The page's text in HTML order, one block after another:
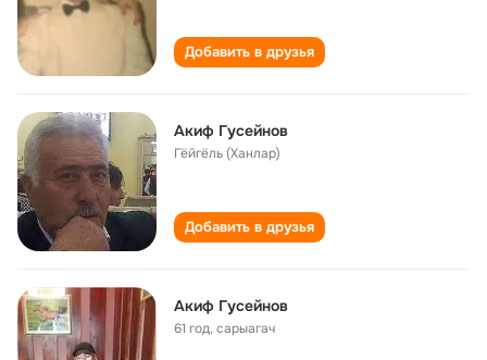
Добавить в друзья
Акиф Гусейнов
Гёйгёль (Ханлар)
Добавить в друзья
Акиф Гусейнов
61 год,сарыагач